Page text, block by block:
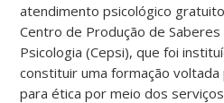
atendimento psicológico
Centro de Produção de
Psicologia (Cepsi), que foi
constituir uma formação voltada
para ética por meio dos